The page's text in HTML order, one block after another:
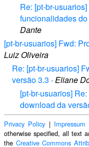
Re: [pt-br-
funcionalidades do
Dante
[pt-br-usuarios] Fwd:
Luiz Oliveira
Re: [pt-br-usuarios]
versão 3.3 · Eliane
[pt-br-usuarios]
download da
Privacy Policy |
otherwise specified, all text
the Creative Commons